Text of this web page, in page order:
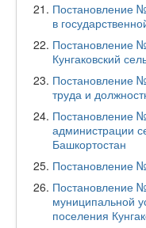
Постановление
в
Постановление
Кунгаковский
Постановление
труда и
Постановление
администрации
Башкортостан
Постановление
Постановление
муниципальной
поселения